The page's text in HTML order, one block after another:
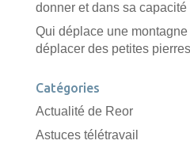
donner et dans sa capacité
Qui déplace une
déplacer des petites pierres
Catégories
Actualité de Reor
Astuces télétravail